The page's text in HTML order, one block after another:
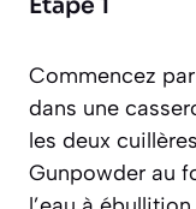
Commencez
dans une
les deux
Gunpowder au